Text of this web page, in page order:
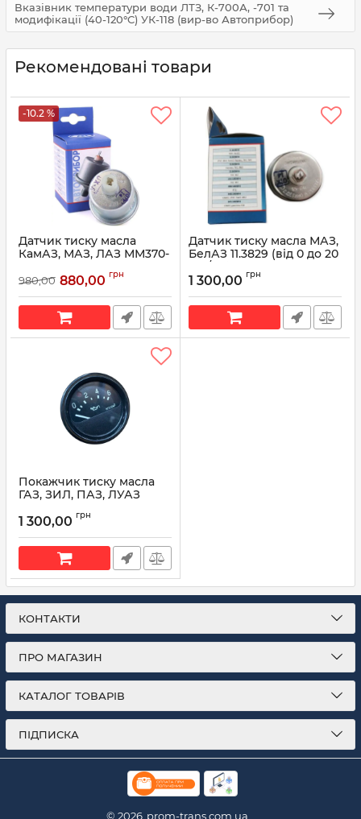
Вказівник температури води ЛТЗ, К-700А, -701 та
модифікації (40-120°C) УК-118 (вир-во Автоприбор)
Рекомендовані товари
-10.2 %
Датчик тиску масла
КамАЗ, МАЗ, ЛАЗ ММ370-
3829010) (вир-во
Артикул: 5320-3829010
980,00 880,00 грн
Датчик тиску масла МАЗ,
БелАЗ 11.3829 (від 0 до 20
кгс/см²) (вир-во
Автоприбор)
Артикул: 11.3829010
1 300,00 грн
Покажчик тиску масла
ГАЗ, ЗИЛ, ПАЗ, ЛУАЗ
Автоприбор)
Артикул: 15.3810010
1 300,00 грн
КОНТАКТИ
ПРО МАГАЗИН
КАТАЛОГ ТОВАРІВ
ПІДПИСКА
© 2026 prom-trans.com.ua.